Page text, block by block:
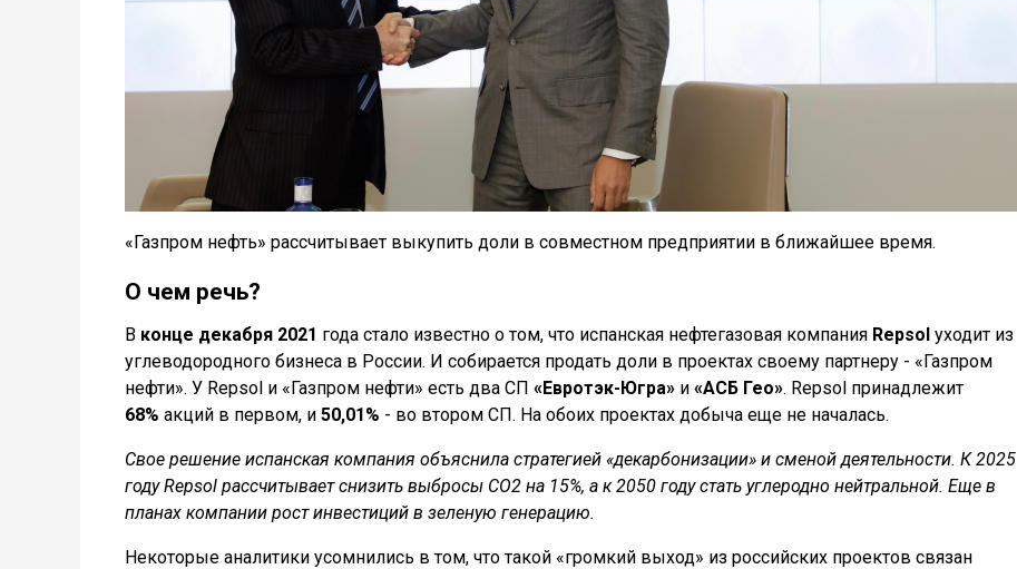
«Газпром нефть» рассчитывает выкупить доли в совместном предприятии в ближайшее время.
О чем речь?
В конце декабря 2021 года стало известно о том, что испанская нефтегазовая компания Repsol уходит из
углеводородного бизнеса в России. И собирается продать доли в проектах своему партнеру - «Газпром
нефти». У Repsol и «Газпром нефти» есть два СП «Евротэк-Югра» и «АСБ Гео». Repsol принадлежит
68% акций в первом, и 50,01% - во втором СП. На обоих проектах добыча еще не началась.
Свое решение испанская компания объяснила стратегией «декарбонизации» и сменой деятельности. К 2025
году Repsol рассчитывает снизить выбросы СО2 на 15%, а к 2050 году стать углеродно нейтральной. Еще в
планах компании рост инвестиций в зеленую генерацию.
Некоторые аналитики усомнились в том, что такой «громкий выход» из российских проектов связан